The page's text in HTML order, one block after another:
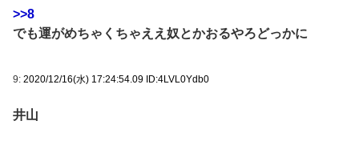
>>8
でも運がめちゃくちゃええ奴とかおるやろどっかに
9: 2020/12/16(水) 17:24:54.09 ID:4LVL0Ydb0
井山